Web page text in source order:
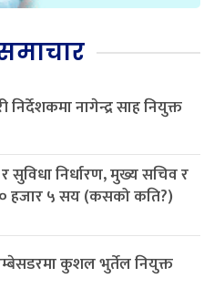
नागेन्द्र साह नियुक्त
सुविधा निर्धारण, मुख्य सचिव र
हजार ५ सय (कसको कति?)
कुशल भुर्तेल नियुक्त